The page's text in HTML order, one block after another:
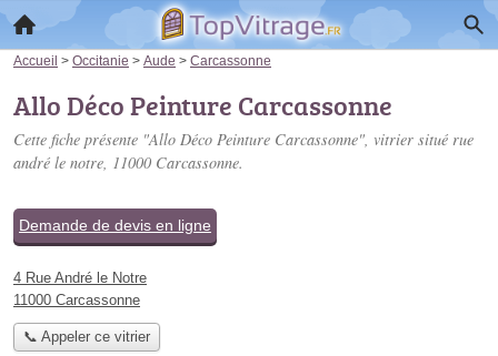
Accueil > Occitanie > Aude > Carcassonne
Allo Déco Peinture Carcassonne
Cette fiche présente "Allo Déco Peinture Carcassonne", vitrier situé rue
andré le notre, 11000 Carcassonne.
Demande de devis en ligne
4 Rue André le Notre
11000 Carcassonne
📞 Appeler ce vitrier